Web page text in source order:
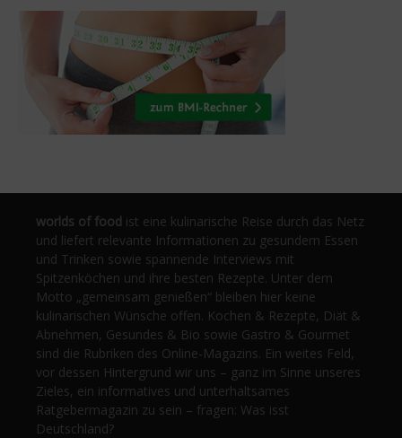
worlds of food ist eine kulinarische Reise durch das Netz
und liefert relevante Informationen zu gesundem Essen
und Trinken sowie spannende Interviews mit
Spitzenköchen und ihre besten Rezepte. Unter dem
Motto „gemeinsam genießen“ bleiben hier keine
kulinarischen Wünsche offen. Kochen & Rezepte, Diät &
Abnehmen, Gesundes & Bio sowie Gastro & Gourmet
sind die Rubriken des Online-Magazins. Ein weites Feld,
vor dessen Hintergrund wir uns – ganz im Sinne unseres
Zieles, ein informatives und unterhaltsames
Ratgebermagazin zu sein – fragen: Was isst
Deutschland?